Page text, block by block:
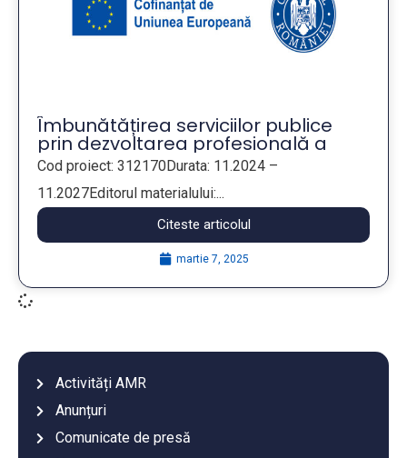
Îmbunătățirea serviciilor publice
prin dezvoltarea profesională a
angajaților din companiile publice
municipale
Cod proiect: 312170Durata: 11.2024 –
11.2027Editorul materialului:...
Citeste articolul
martie 7, 2025
Activități AMR
Anunțuri
Comunicate de presă